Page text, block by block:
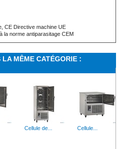
CE Directive machine UE
la norme antiparasitage CEM
MÊME CATÉGORIE :
Cellule de... Cellule...